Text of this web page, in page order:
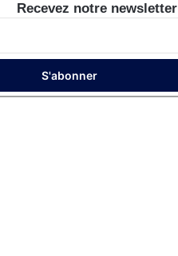
Recevez notre newsletter